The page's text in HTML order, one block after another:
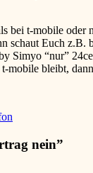
bei t-mobile oder
schaut Euch
Simyo “nur”
mobile bleibt,
nein”